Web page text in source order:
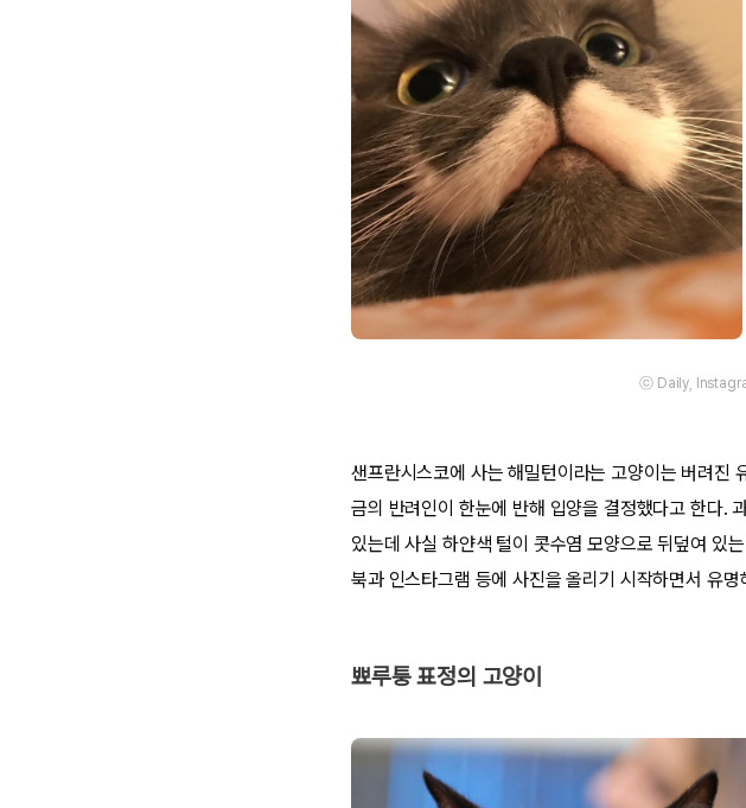
ⓒ Daily,
샌프란시스코에 사는 해밀턴이라는 고양이는 버려진
금의 반려인이 한눈에 반해 입양을 결정했다고 한다.
있는데 사실 하얀색 털이 콧수염 모양으로 뒤덮여 있
북과 인스타그램 등에 사진을 올리기 시작하면서 유
뾰루퉁 표정의 고양이